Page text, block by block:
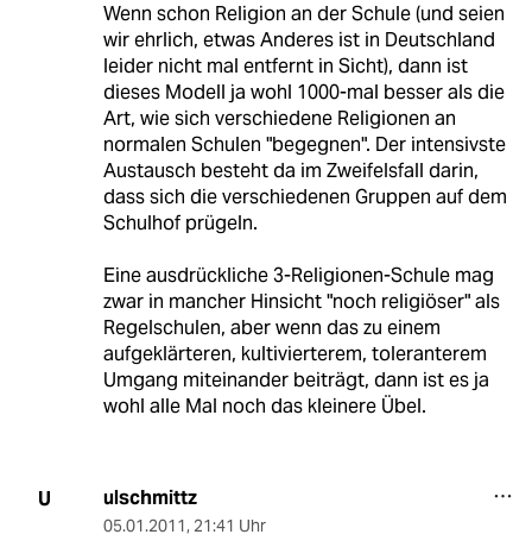
Wenn schon Religion an der Schule (und seien
wir ehrlich, etwas Anderes ist in Deutschland
leider nicht mal entfernt in Sicht), dann ist
dieses Modell ja wohl 1000-mal besser als die
Art, wie sich verschiedene Religionen an
normalen Schulen "begegnen". Der intensivste
Austausch besteht da im Zweifelsfall darin,
dass sich die verschiedenen Gruppen auf dem
Schulhof prügeln.
Eine ausdrückliche 3-Religionen-Schule mag
zwar in mancher Hinsicht "noch religiöser" als
Regelschulen, aber wenn das zu einem
aufgeklärteren, kultivierterem, toleranterem
Umgang miteinander beiträgt, dann ist es ja
wohl alle Mal noch das kleinere Übel.
U ulschmittz
05.01.2011, 21:41 Uhr